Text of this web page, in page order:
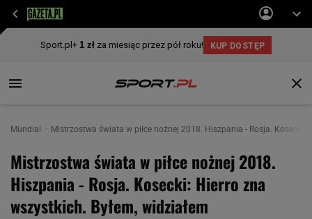
Mundial Mistrzostwa świata w piłce nożnej 2018. Hiszpania - Rosja. Kosecki:
Mistrzostwa świata w piłce nożnej 2018.
Hiszpania - Rosja. Kosecki: Hierro zna
wszystkich. Byłem, widziałem